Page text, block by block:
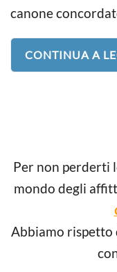
canone
CONTINUA A
Per non perderti
mondo degli
Abbiamo rispetto